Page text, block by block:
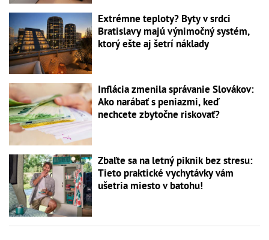
Extrémne teploty? Byty v srdci
Bratislavy majú výnimočný systém,
ktorý ešte aj šetrí náklady
Inflácia zmenila správanie Slovákov:
Ako narábať s peniazmi, keď
nechcete zbytočne riskovať?
Zbaľte sa na letný piknik bez stresu:
Tieto praktické vychytávky vám
ušetria miesto v batohu!